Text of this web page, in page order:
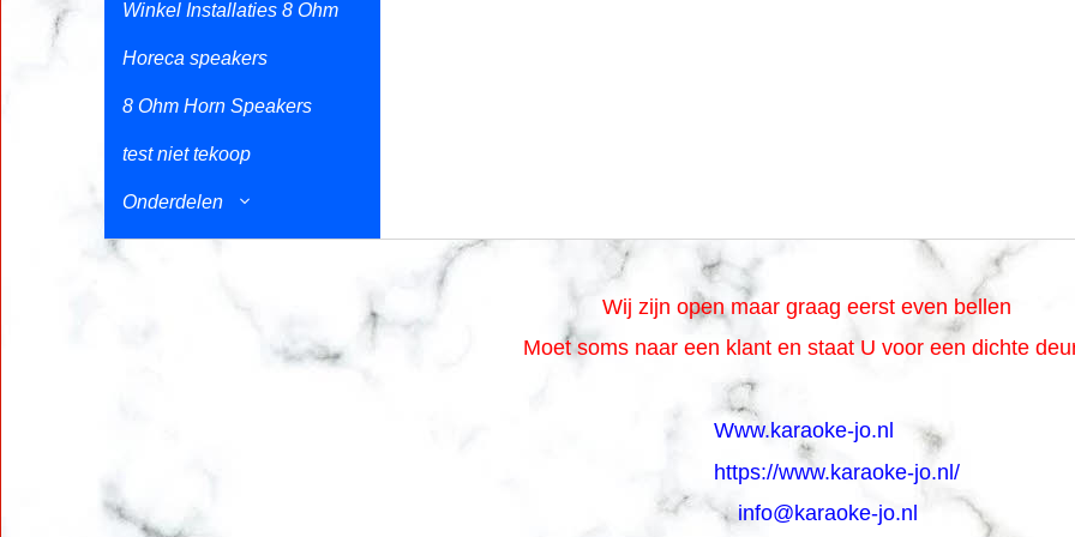
Winkel Installaties 8 Ohm
Horeca speakers
8 Ohm Horn Speakers
test niet tekoop
Onderdelen
Wij zijn open maar graag eerst even bellen
Moet soms naar een klant en staat U voor een dichte
Www.karaoke-jo.nl
https://www.karaoke-jo.nl/
info@karaoke-jo.nl